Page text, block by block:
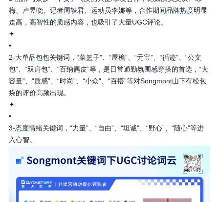
梅、卢昱晓、记者周轶君、运动员李娜等，合作期间品牌热度明显
走高，高智性的质感内容，也吸引了大量UGC评论。
✦
•
2-大单品包包关键词，“菜篮子”、“屋檐”、“元宝”、“循迹”、“公文
包”、“双肩包”、“百纳麂皮”等，是日常通勤氛围感穿搭的首选，“大
容量”、“质感”、“时尚”、“小众”、“百搭”等对Songmont山下有松包
袋的评价高频出现。
✦
•
3-态度情绪关键词，“力量”、“自由”、“坦诚”、“野心”、“随心”等进
入心智。